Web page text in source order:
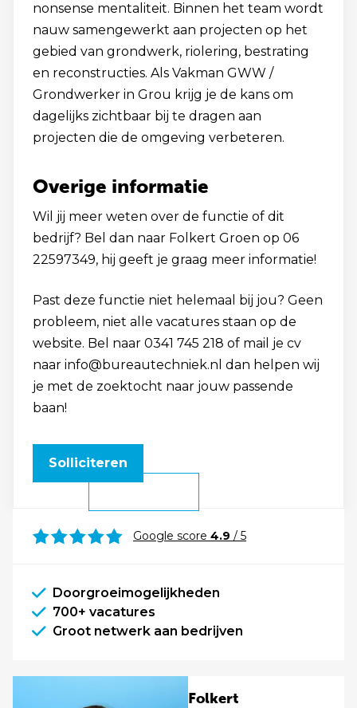
nonsense mentaliteit. Binnen het team wordt
nauw samengewerkt aan projecten op het
gebied van grondwerk, riolering, bestrating
en reconstructies. Als Vakman GWW /
Grondwerker in Grou krijg je de kans om
dagelijks zichtbaar bij te dragen aan
projecten die de omgeving verbeteren.
Overige informatie
Wil jij meer weten over de functie of dit
bedrijf? Bel dan naar Folkert Groen op 06
22597349, hij geeft je graag meer informatie!
Past deze functie niet helemaal bij jou? Geen
probleem, niet alle vacatures staan op de
website. Bel naar 0341 745 218 of mail je cv
naar info@bureautechniek.nl dan helpen wij
je met de zoektocht naar jouw passende
baan!
Solliciteren
Google score 4.9 / 5
Doorgroeimogelijkheden
700+ vacatures
Groot netwerk aan bedrijven
Folkert